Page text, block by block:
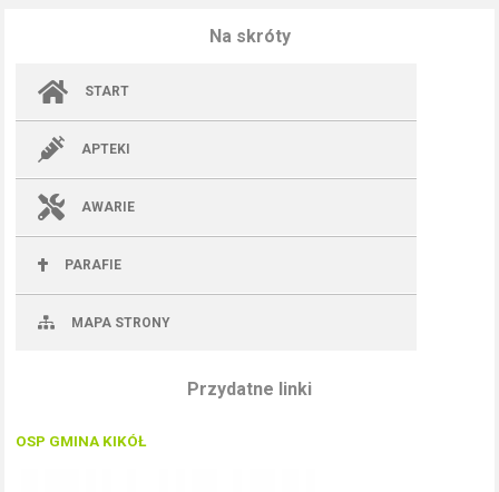
Na skróty
START
APTEKI
AWARIE
PARAFIE
MAPA STRONY
Przydatne linki
OSP GMINA KIKÓŁ